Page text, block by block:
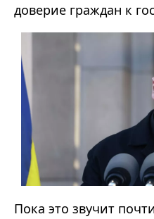
доверие граждан к
Пока это звучит